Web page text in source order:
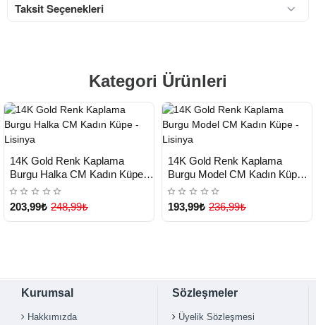
Taksit Seçenekleri
Kategori Ürünleri
TESLİMAT
14K Gold Renk Kaplama
Burgu Halka CM Kadın Küpe -
Lisinya
203,99₺ 248,99₺
TESLİMAT
14K Gold Renk Kaplama
Burgu Model CM Kadın Küpe -
Lisinya
193,99₺ 236,99₺
Kurumsal
Hakkımızda
Sözleşmeler
Üyelik Sözleşmesi